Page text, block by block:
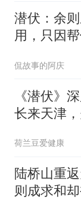
潜伏：余
用，只因
侃故事的阿庆
《潜伏》
长来天津
荷兰豆爱健康
陆桥山重
则成求和